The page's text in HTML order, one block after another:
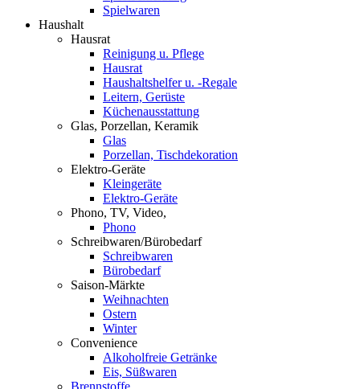
Spielwaren
Haushalt
Hausrat
Reinigung u. Pflege
Hausrat
Haushaltshelfer u. -Regale
Leitern, Gerüste
Küchenausstattung
Glas, Porzellan, Keramik
Glas
Porzellan, Tischdekoration
Elektro-Geräte
Kleingeräte
Elektro-Geräte
Phono, TV, Video,
Phono
Schreibwaren/Bürobedarf
Schreibwaren
Bürobedarf
Saison-Märkte
Weihnachten
Ostern
Winter
Convenience
Alkoholfreie Getränke
Eis, Süßwaren
Brennstoffe